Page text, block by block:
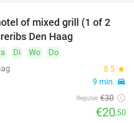
32%
of mixed grill (1 of 2
Den Haag
Di Wo
Do
8.5 star
9 min. directions_car
Regulier €30
€20,50